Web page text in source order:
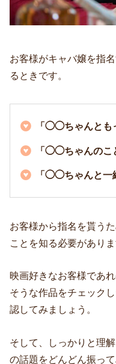
お客様がキャバ嬢を指
るときです。
「◯◯ちゃんとも
「◯◯ちゃんのこ
「◯◯ちゃんと一
お客様から指名を貰う
ことを知る必要がありま
映画好きなお客様であ
そうな作品をチェック
認してみましょう。
そして、しっかりと理
の話題をどんどん振って